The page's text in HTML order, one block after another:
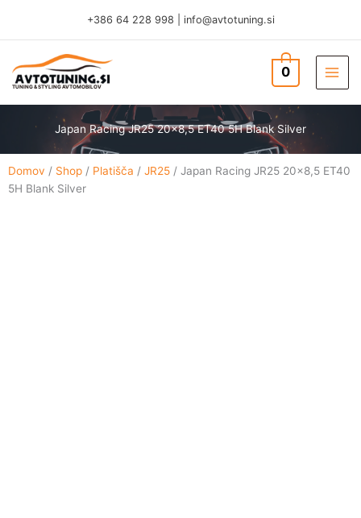
content
+386 64 228 998 info@avtotuning.si
TUNING & STYLING AVTOMOBILOV
0
Japan Racing JR25 20×8,5 ET40 5H Blank Silver
Domov / Shop / Platišča / JR25 / Japan Racing JR25 20×8,5 ET40
5H Blank Silver